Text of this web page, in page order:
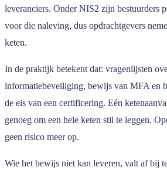
leveranciers. Onder NIS2 zijn bestuurders
voor die naleving, dus opdrachtgevers
keten.
In de praktijk betekent dat: vragenlijsten
informatiebeveiliging, bewijs van MFA en
de eis van een certificering. Eén
genoeg om een hele keten stil te leggen.
geen risico meer op.
Wie het bewijs niet kan leveren, valt af bij